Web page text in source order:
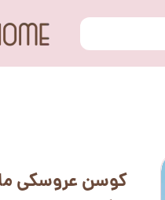
کوسن عروسکی